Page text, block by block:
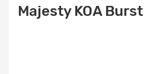
Majesty KOA Burst